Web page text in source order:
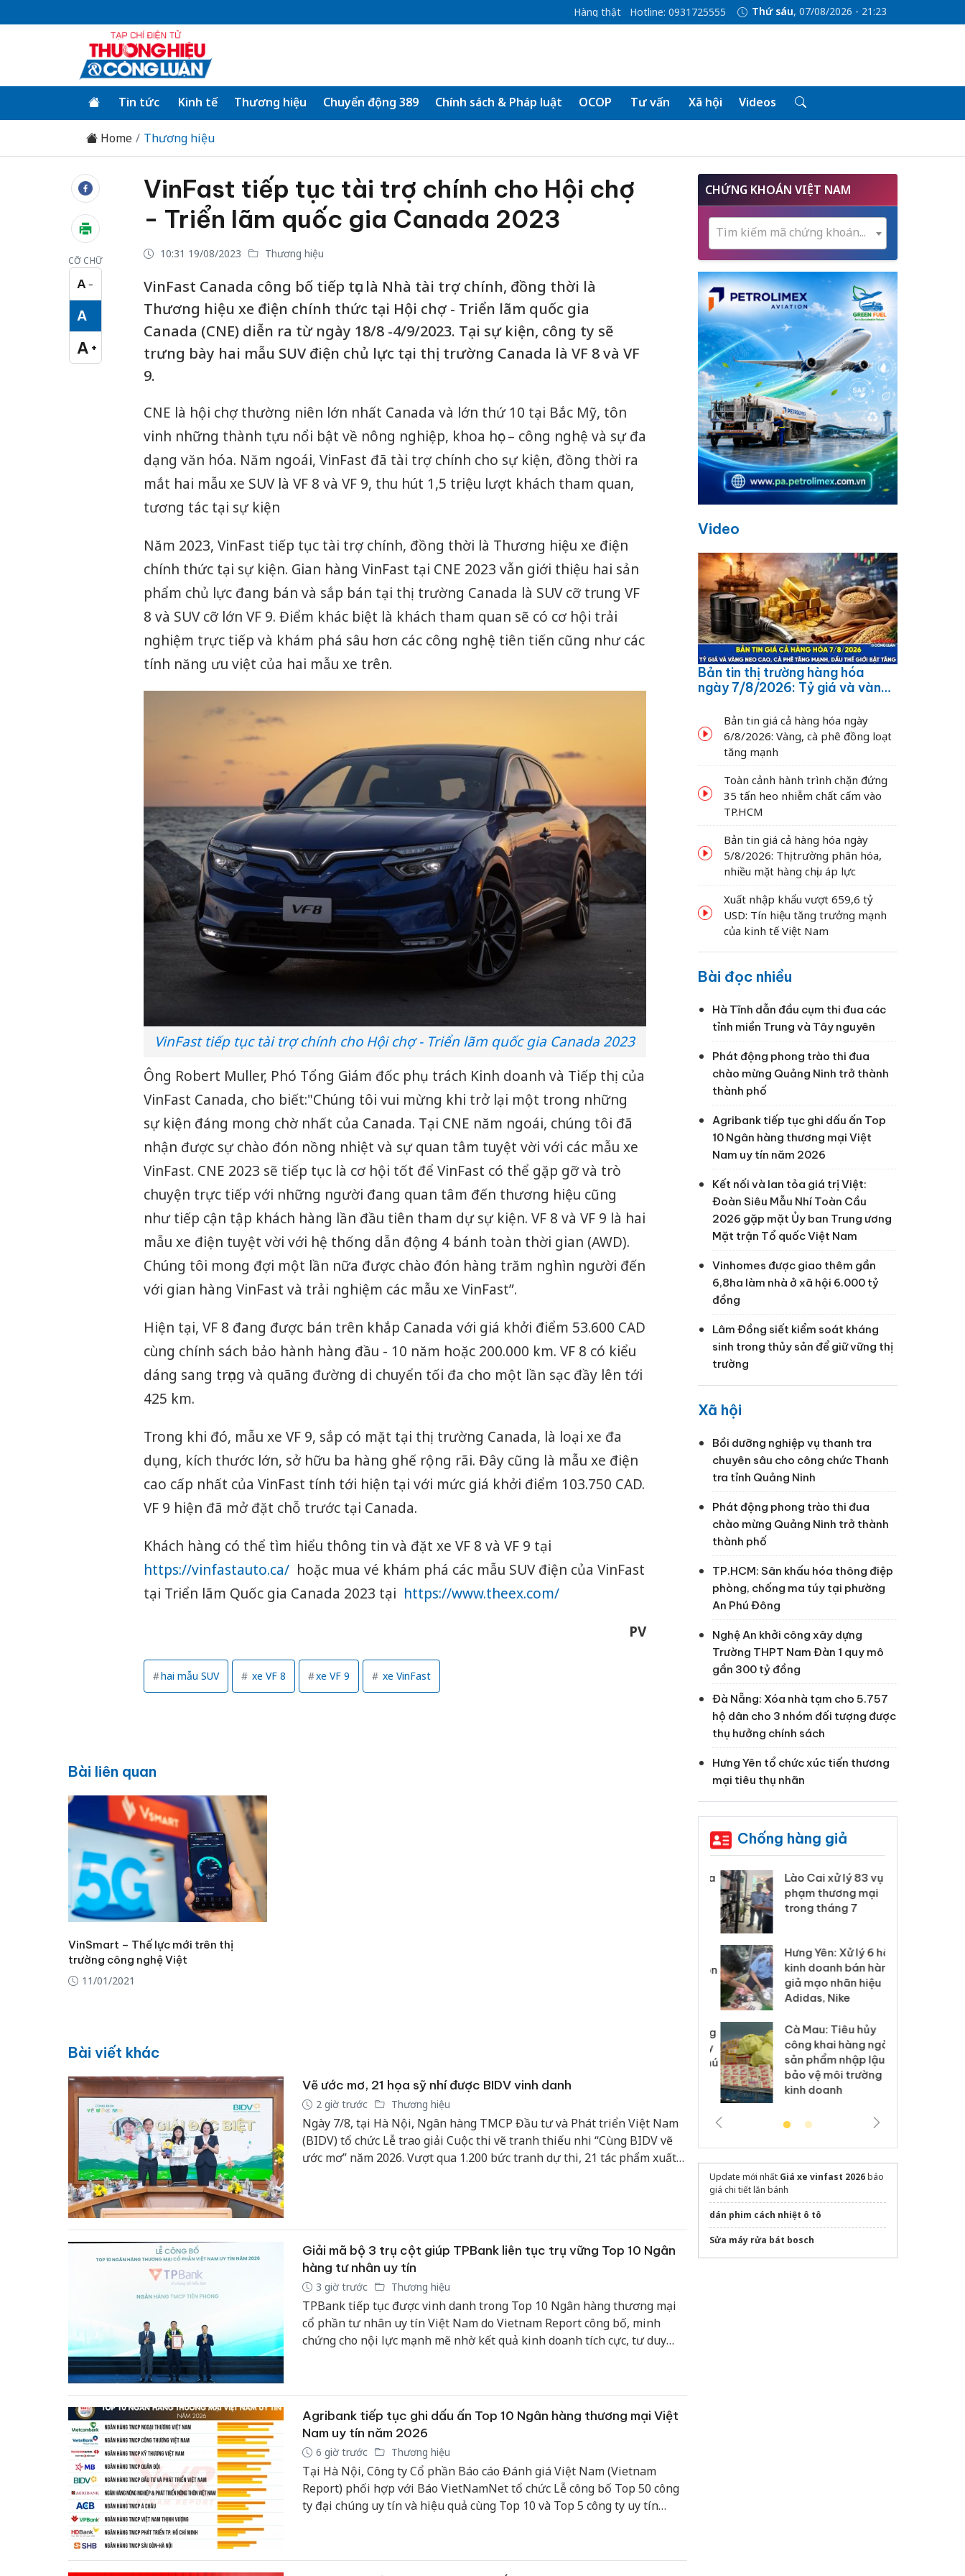
Hàng thật Hotline: 0931725555 Thứ sáu, 07/08/2026 - 21:23
Tin tức Kinh tế Thương hiệu Chuyển động 389 Chính sách & Pháp luật OCOP Tư vấn Xã hội Videos
Home Thương hiệu
CỠ CHỮ
A −
Cỡ chữ nhỏ
A
Cỡ chữ vừa
A +
Cỡ chữ lớn
VinFast tiếp tục tài trợ chính cho Hội chợ
- Triển lãm quốc gia Canada 2023
10:31 19/08/2023 Thương hiệu
VinFast Canada công bố tiếp tục là Nhà tài trợ chính, đồng thời là
Thương hiệu xe điện chính thức tại Hội chợ - Triển lãm quốc gia
Canada (CNE) diễn ra từ ngày 18/8 -4/9/2023. Tại sự kiện, công ty sẽ
trưng bày hai mẫu SUV điện chủ lực tại thị trường Canada là VF 8 và VF
9.
CNE là hội chợ thường niên lớn nhất Canada và lớn thứ 10 tại Bắc Mỹ, tôn
vinh những thành tựu nổi bật về nông nghiệp, khoa học – công nghệ và sự đa
dạng văn hóa. Năm ngoái, VinFast đã tài trợ chính cho sự kiện, đồng thời ra
mắt hai mẫu xe SUV là VF 8 và VF 9, thu hút 1,5 triệu lượt khách tham quan,
tương tác tại sự kiện
Năm 2023, VinFast tiếp tục tài trợ chính, đồng thời là Thương hiệu xe điện
chính thức tại sự kiện. Gian hàng VinFast tại CNE 2023 vẫn giới thiệu hai sản
phẩm chủ lực đang bán và sắp bán tại thị trường Canada là SUV cỡ trung VF
8 và SUV cỡ lớn VF 9. Điểm khác biệt là khách tham quan sẽ có cơ hội trải
nghiệm trực tiếp và khám phá sâu hơn các công nghệ tiên tiến cũng như các
tính năng ưu việt của hai mẫu xe trên.
VinFast tiếp tục tài trợ chính cho Hội chợ - Triển lãm quốc gia Canada 2023
Ông Robert Muller, Phó Tổng Giám đốc phụ trách Kinh doanh và Tiếp thị của
VinFast Canada, cho biết:"Chúng tôi vui mừng khi trở lại một trong những
sự kiện đáng mong chờ nhất của Canada. Tại CNE năm ngoái, chúng tôi đã
nhận được sự chào đón nồng nhiệt và sự quan tâm tuyệt vời với các mẫu xe
VinFast. CNE 2023 sẽ tiếp tục là cơ hội tốt để VinFast có thể gặp gỡ và trò
chuyện trực tiếp với những người đang quan tâm đến thương hiệu cũng
như tiếp cận tập khách hàng lần đầu tiên tham dự sự kiện. VF 8 và VF 9 là hai
mẫu xe điện tuyệt vời với hệ thống dẫn động 4 bánh toàn thời gian (AWD).
Chúng tôi mong đợi một lần nữa được chào đón hàng trăm nghìn người đến
với gian hàng VinFast và trải nghiệm các mẫu xe VinFast”.
Hiện tại, VF 8 đang được bán trên khắp Canada với giá khởi điểm 53.600 CAD
cùng chính sách bảo hành hàng đầu - 10 năm hoặc 200.000 km. VF 8 có kiểu
dáng sang trọng và quãng đường di chuyển tối đa cho một lần sạc đầy lên tới
425 km.
Trong khi đó, mẫu xe VF 9, sắp có mặt tại thị trường Canada, là loại xe đa
dụng, kích thước lớn, sở hữu ba hàng ghế rộng rãi. Đây cũng là mẫu xe điện
cao cấp nhất của VinFast tính tới hiện tại với mức giá khởi điểm 103.750 CAD.
VF 9 hiện đã mở đặt chỗ trước tại Canada.
Khách hàng có thể tìm hiểu thông tin và đặt xe VF 8 và VF 9 tại
https://vinfastauto.ca/hoặc mua vé khám phá các mẫu SUV điện của VinFast
tại Triển lãm Quốc gia Canada 2023 tại https://www.theex.com/
PV
hai mẫu SUV xe VF 8 xe VF 9 xe VinFast
Bài liên quan
VinSmart – Thế lực mới trên thị
trường công nghệ Việt
11/01/2021
Bài viết khác
Vẽ ước mơ, 21 họa sỹ nhí được BIDV vinh danh
2 giờ trước Thương hiệu
Ngày 7/8, tại Hà Nội, Ngân hàng TMCP Đầu tư và Phát triển Việt Nam
(BIDV) tổ chức Lễ trao giải Cuộc thi vẽ tranh thiếu nhi “Cùng BIDV vẽ
ước mơ” năm 2026. Vượt qua 1.200 bức tranh dự thi, 21 tác phẩm xuất
Giải mã bộ 3 trụ cột giúp TPBank liên tục trụ vững Top 10 Ngân
hàng tư nhân uy tín
3 giờ trước Thương hiệu
TPBank tiếp tục được vinh danh trong Top 10 Ngân hàng thương mại
cổ phần tư nhân uy tín Việt Nam do Vietnam Report công bố, minh
chứng cho nội lực mạnh mẽ nhờ kết quả kinh doanh tích cực, tư duy
Agribank tiếp tục ghi dấu ấn Top 10 Ngân hàng thương mại Việt
Nam uy tín năm 2026
6 giờ trước Thương hiệu
Tại Hà Nội, Công ty Cổ phần Báo cáo Đánh giá Việt Nam (Vietnam
Report) phối hợp với Báo VietNamNet tổ chức Lễ công bố Top 50 công
ty đại chúng uy tín và hiệu quả cùng Top 10 và Top 5 công ty uy tín
CHỨNG KHOÁN VIỆT NAM
Tìm kiếm mã chứng khoán...
Video
Bản tin thị trường hàng hóa
ngày 7/8/2026: Tỷ giá và vàng
dầu thế giới bật tăng
Bản tin giá cả hàng hóa ngày
6/8/2026: Vàng, cà phê đồng loạt
tăng mạnh
Toàn cảnh hành trình chặn đứng
35 tấn heo nhiễm chất cấm vào
TP.HCM
Bản tin giá cả hàng hóa ngày
5/8/2026: Thị trường phân hóa,
nhiều mặt hàng chịu áp lực
Xuất nhập khẩu vượt 659,6 tỷ
USD: Tín hiệu tăng trưởng mạnh
của kinh tế Việt Nam
Bài đọc nhiều
Hà Tĩnh dẫn đầu cụm thi đua các
tỉnh miền Trung và Tây nguyên
Phát động phong trào thi đua
chào mừng Quảng Ninh trở thành
thành phố
Agribank tiếp tục ghi dấu ấn Top
10 Ngân hàng thương mại Việt
Nam uy tín năm 2026
Kết nối và lan tỏa giá trị Việt:
Đoàn Siêu Mẫu Nhí Toàn Cầu
2026 gặp mặt Ủy ban Trung ương
Mặt trận Tổ quốc Việt Nam
Vinhomes được giao thêm gần
6,8ha làm nhà ở xã hội 6.000 tỷ
đồng
Lâm Đồng siết kiểm soát kháng
sinh trong thủy sản để giữ vững thị
trường
Xã hội
Bồi dưỡng nghiệp vụ thanh tra
chuyên sâu cho công chức Thanh
tra tỉnh Quảng Ninh
Phát động phong trào thi đua
chào mừng Quảng Ninh trở thành
thành phố
TP.HCM: Sân khấu hóa thông điệp
phòng, chống ma túy tại phường
An Phú Đông
Nghệ An khởi công xây dựng
Trường THPT Nam Đàn 1 quy mô
gần 300 tỷ đồng
Đà Nẵng: Xóa nhà tạm cho 5.757
hộ dân cho 3 nhóm đối tượng được
thụ hưởng chính sách
Hưng Yên tổ chức xúc tiến thương
mại tiêu thụ nhãn
Chống hàng giả
Lào Cai xử lý 83 vụ vi
phạm thương mại
trong tháng 7
Hưng Yên: Xử lý 6 hộ
kinh doanh bán hàng
giả mạo nhãn hiệu
Adidas, Nike
Cà Mau: Tiêu hủy
công khai hàng ngàn
sản phẩm nhập lậu,
bảo vệ môi trường
kinh doanh
Update mới nhất Giá xe vinfast 2026báo
giá chi tiết lăn bánh
dán phim cách nhiệt ô tô
Sửa máy rửa bát bosch